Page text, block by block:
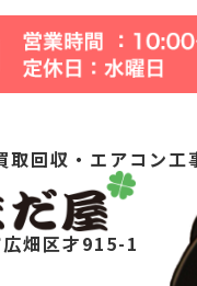
取回収・エアコン工
畑区才915-1